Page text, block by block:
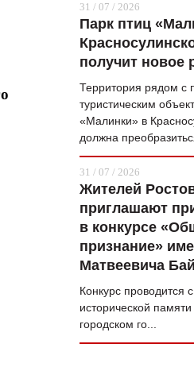
31 / 07 / 2026
Парк птиц
получит новое
Территория рядом с
туристическим
«Малинки» в
должна
31 / 07 / 2026
Жителей
приглашают
в конкурсе
признание»
Матвеевича
Конкурс проводится
исторической
городском го...